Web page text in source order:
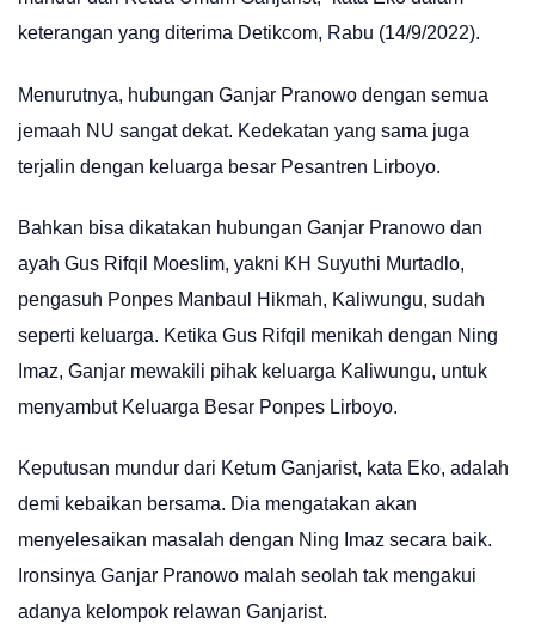
keterangan yang diterima Detikcom, Rabu (14/9/2022).
Menurutnya, hubungan Ganjar Pranowo dengan semua
jemaah NU sangat dekat. Kedekatan yang sama juga
terjalin dengan keluarga besar Pesantren Lirboyo.
Bahkan bisa dikatakan hubungan Ganjar Pranowo dan
ayah Gus Rifqil Moeslim, yakni KH Suyuthi Murtadlo,
pengasuh Ponpes Manbaul Hikmah, Kaliwungu, sudah
seperti keluarga. Ketika Gus Rifqil menikah dengan Ning
Imaz, Ganjar mewakili pihak keluarga Kaliwungu, untuk
menyambut Keluarga Besar Ponpes Lirboyo.
Keputusan mundur dari Ketum Ganjarist, kata Eko, adalah
demi kebaikan bersama. Dia mengatakan akan
menyelesaikan masalah dengan Ning Imaz secara baik.
Ironsinya Ganjar Pranowo malah seolah tak mengakui
adanya kelompok relawan Ganjarist.